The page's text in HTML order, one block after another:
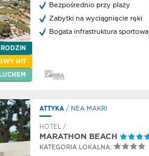
z
lato w
HIT
Bezpośrednio przy plaży
Zabytki na wyciągnięcie ręki
Bogata infrastruktura sportowa
ATTYKA / NEA MAKRI
HOTEL /
MARATHON BEACH
KATEGORIA LOKALNA: